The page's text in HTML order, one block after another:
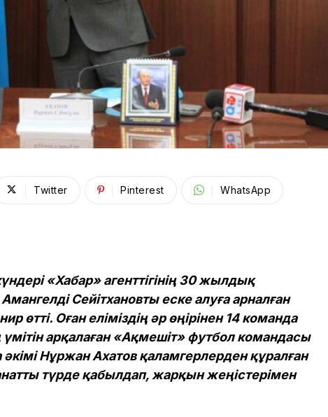
Twitter Pinterest WhatsApp
«Хабар» агенттігінің 30 жылдық
Сейітхановты еске алуға арналған
өтті. Оған еліміздің әр өңірінен 14 команда
арқалаған «Ақмешіт» футбол командасы
Нұржан Ахатов қаламгерлерден құралған
түрде қабылдап, жарқын жеңістерімен